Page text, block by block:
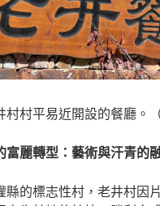
村村平易近開設的餐廳。
富麗轉型：藝術與汗青的
縣的標志性村，老井村因